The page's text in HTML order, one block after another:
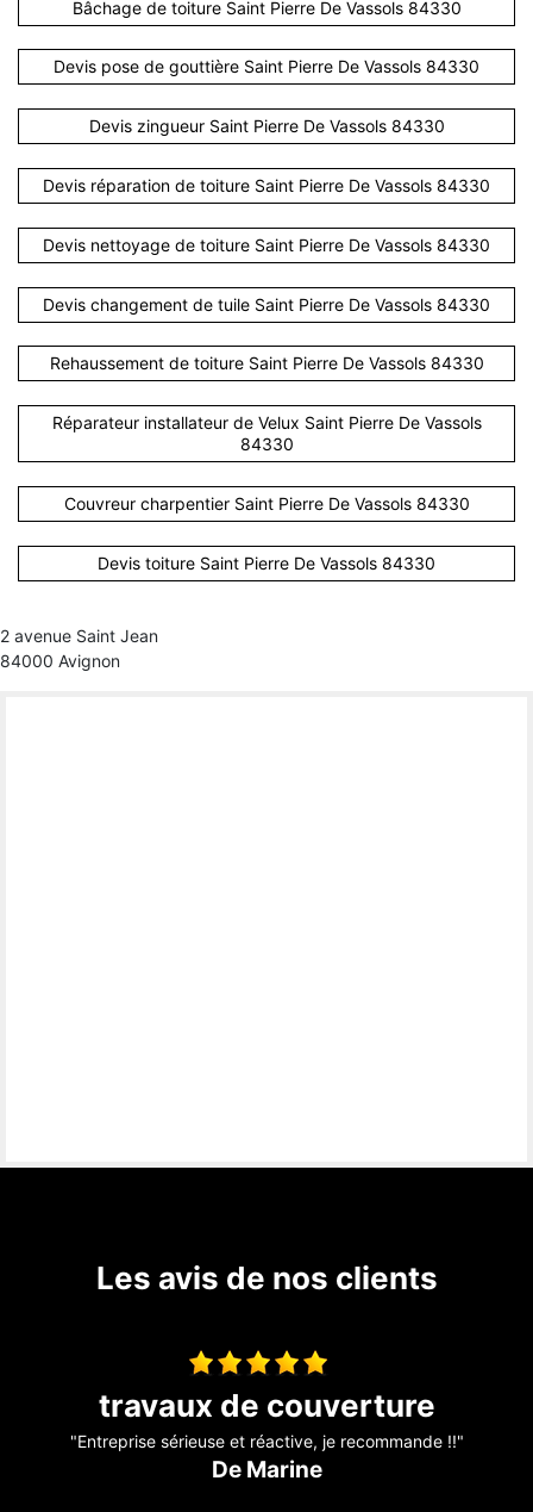
Bâchage de toiture Saint Pierre De Vassols 84330
Devis pose de gouttière Saint Pierre De Vassols 84330
Devis zingueur Saint Pierre De Vassols 84330
Devis réparation de toiture Saint Pierre De Vassols 84330
Devis nettoyage de toiture Saint Pierre De Vassols 84330
Devis changement de tuile Saint Pierre De Vassols 84330
Rehaussement de toiture Saint Pierre De Vassols 84330
Réparateur installateur de Velux Saint Pierre De Vassols
84330
Couvreur charpentier Saint Pierre De Vassols 84330
Devis toiture Saint Pierre De Vassols 84330
2 avenue Saint Jean
84000 Avignon
Les avis de nos clients
Toiture fuite
"Il a révisé ma toiture complète j’avais des problèmes de fuite
sur mon toit Problème, résolu, travail efficace. Personne